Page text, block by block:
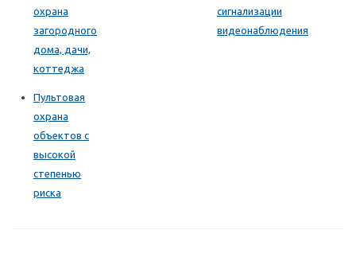
охрана
загородного
дома, дачи,
коттеджа
сигнализации
видеонаблюдения
Пультовая
охрана
объектов с
высокой
степенью
риска